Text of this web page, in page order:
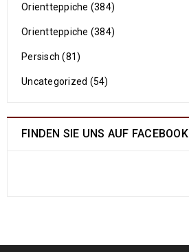
Orientteppiche (384)
Orientteppiche (384)
Persisch (81)
Uncategorized (54)
FINDEN SIE UNS AUF FACEBOOK